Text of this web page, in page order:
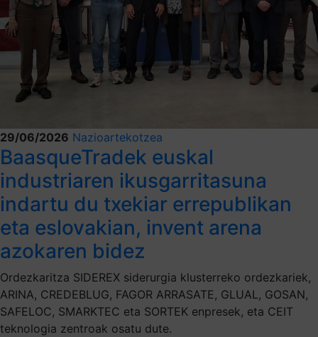
29/06/2026 Nazioartekotzea
BaasqueTradek euskal
industriaren ikusgarritasuna
indartu du txekiar errepublikan
eta eslovakian, invent arena
azokaren bidez
Ordezkaritza SIDEREX siderurgia klusterreko ordezkariek,
ARINA, CREDEBLUG, FAGOR ARRASATE, GLUAL, GOSAN,
SAFELOC, SMARKTEC eta SORTEK enpresek, eta CEIT
teknologia zentroak osatu dute.